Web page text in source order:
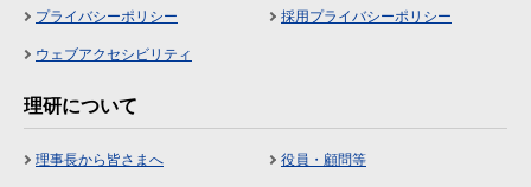
プライバシーポリシー 採用プライバシーポリシー
ウェブアクセシビリティ
理研について
理事長から皆さまへ 役員・顧問等